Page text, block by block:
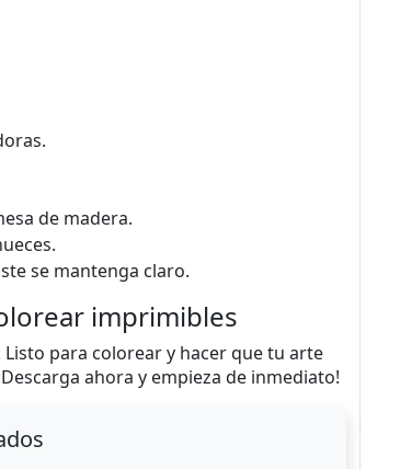
de madera.
se mantenga claro.
imprimibles
para colorear y hacer que tu arte
ahora y empieza de inmediato!